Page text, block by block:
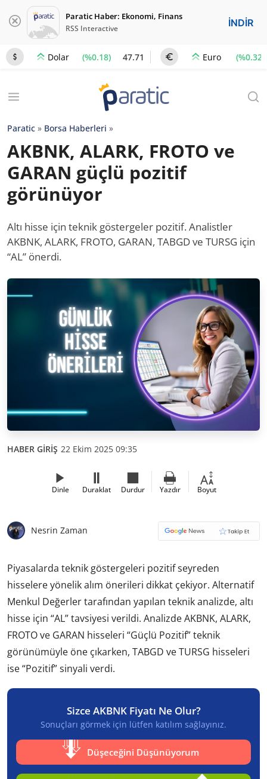
Paratic Haber: Ekonomi, Finans
RSS Interactive İNDİR
Dolar (%0.18) 47.71 Euro (%0.32)
Paratic » Borsa Haberleri »
AKBNK, ALARK, FROTO ve
GARAN güçlü pozitif
görünüyor
Altı hisse için teknik göstergeler pozitif. Analistler
AKBNK, ALARK, FROTO, GARAN, TABGD ve TURSG için
“AL” önerdi.
HABER GİRİŞ 22 Ekim 2025 09:35
Dinle Duraklat Durdur Yazdır Boyut
Nesrin Zaman
Piyasalarda teknik göstergeleri pozitif seyreden
hisselere yönelik alım önerileri dikkat çekiyor. Alternatif
Menkul Değerler tarafından yapılan teknik analizde, altı
hisse için “AL” tavsiyesi verildi. Analizde AKBNK, ALARK,
FROTO ve GARAN hisseleri “Güçlü Pozitif” teknik
görünümüyle öne çıkarken, TABGD ve TURSG hisseleri
ise “Pozitif” sinyali verdi.
Sizce AKBNK Fiyatı Ne Olur?
Sonuçları görmek için lütfen katılım sağlayınız.
Düşeceğini Düşünüyorum